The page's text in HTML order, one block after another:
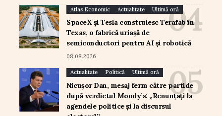
Atlas Economic Actualitate Ultimă oră
SpaceX și Tesla construiesc Terafab în
Texas, o fabrică uriașă de
semiconductori pentru AI și robotică
08.08.2026
Actualitate Politică Ultimă oră
Nicușor Dan, mesaj ferm către partide
după verdictul Moody’s: „Renunțați la
agendele politice și la discursul